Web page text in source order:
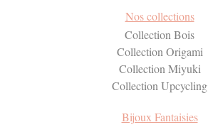
Nos collections
Collection Bois
Collection Origami
Collection Miyuki
Collection Upcycling
Bijoux Fantaisies